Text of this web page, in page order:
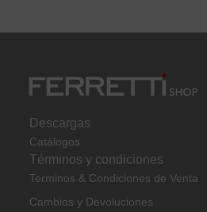
Descargas
Catálogos
Términos y condiciones
Terminos & Condiciones de Venta
Cambios y Devoluciones